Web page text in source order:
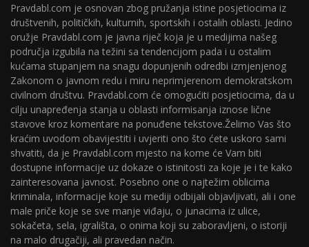
Pravdabl.com je osnovan zbog pružanja istine posjetiocima iz
društvenih, političkih, kulturnih, sportskih i ostalih oblasti. Jedino
oružje Pravdabl.com je javna riječ koja je u medijima našeg
područja izgubila na težini sa tendencijom pada i u ostalim
kućama stupanjem na snagu dopunjenih odredbi izmjenjenog
Zakonom o javnom redu i miru neprimjerenom demokratskom
civilnom društvu. Pravdabl.com će omogućiti posjetiocima, da u
cilju unapređenja stanja u oblasti informisanja iznose lične
stavove kroz komentare na ponuđene tekstove.Želimo Vas što
kraćim uvodom obavijestiti i uvjeriti ono što ćete uskoro sami
shvatiti, da je Pravdabl.com mjesto na kome će Vam biti
dostupne informacije uz dokaze o istinitosti za koje je i te kako
zainteresovana javnost. Posebno one o najtežim oblicima
kriminala, informacije koje su mediji odbijali objavljivati, ali i one
male priče koje se sve manje viđaju, o junacima iz ulice,
sokačeta, sela, igrališta, o onima koji su zaboravljeni, o istoriji
na malo drugačiji, ali pravedan način.